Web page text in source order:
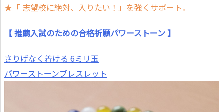
★「 志望校に絶対、入りたい！」を強くサポート。
【 推薦入試のための合格祈願パワーストーン 】
さりげなく着ける 6ミリ玉
パワーストーンブレスレット